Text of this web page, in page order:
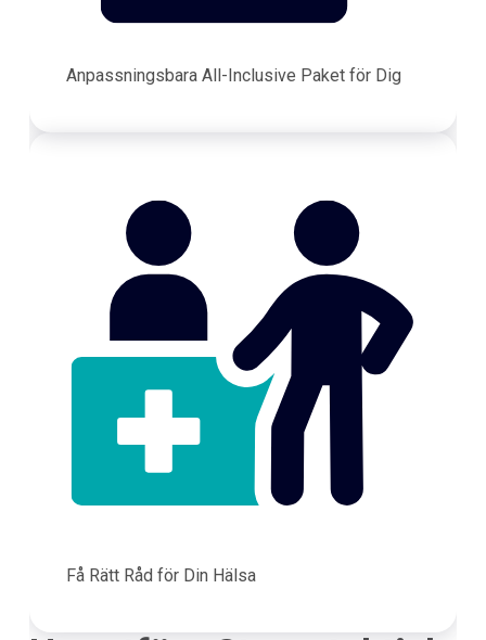
Anpassningsbara All-Inclusive Paket för Dig
Få Rätt Råd för Din Hälsa